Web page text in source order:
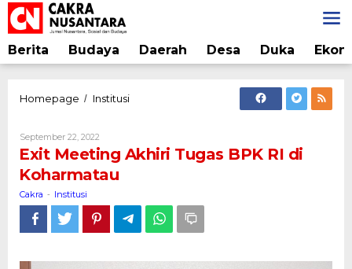
Lewati
ke
konten
Berita Budaya Daerah Desa Duka
Homepage / InstitusiExit
Tugas
BPK
Koharmatau
September 22, 2022
Cakra
Exit Meeting Akhiri Tugas BPK RI di
Koharmatau
Cakra - Institusi